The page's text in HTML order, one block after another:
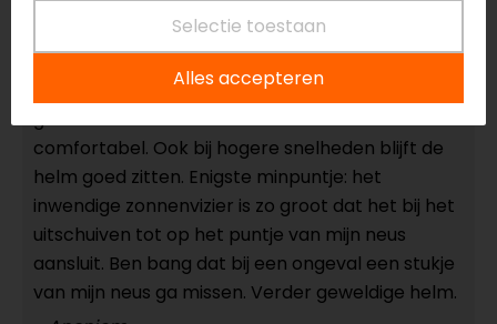
02-10-2025
Erg goede pasvorm. Door het iets langere vizier
comfortabel. Ook bij hogere snelheden blijft de
helm goed zitten. Enigste minpuntje: het
inwendige zonnenvizier is zo groot dat het bij het
uitschuiven tot op het puntje van mijn neus
aansluit. Ben bang dat bij een ongeval een stukje
van mijn neus ga missen. Verder geweldige helm.
Selectie toestaan
Alles accepteren